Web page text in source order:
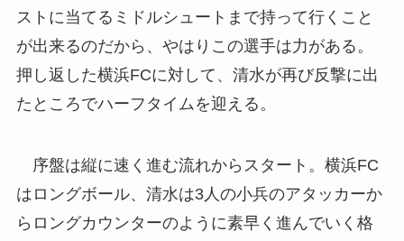
ストに当てるミドルシュートまで持って行くこと
が出来るのだから、やはりこの選手は力がある。
押し返した横浜FCに対して、清水が再び反撃に出
たところでハーフタイムを迎える。
序盤は縦に速く進む流れからスタート。横浜FC
はロングボール、清水は3人の小兵のアタッカーか
らロングカウンターのように素早く進んでいく格